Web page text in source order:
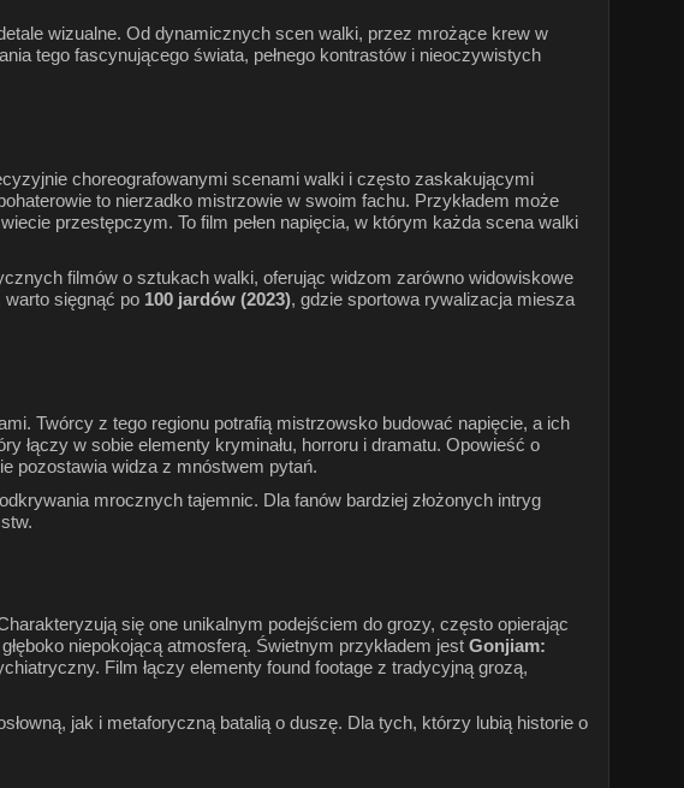
wizualne. Od dynamicznych scen walki, przez mrożące krew w
tego fascynującego świata, pełnego kontrastów i nieoczywistych
choreografowanymi scenami walki i często zaskakującymi
to nierzadko mistrzowie w swoim fachu. Przykładem może
przestępczym. To film pełen napięcia, w którym każda scena walki
filmów o sztukach walki, oferując widzom zarówno widowiskowe
warto sięgnąć po 100 jardów (2023), gdzie sportowa rywalizacja miesza
Twórcy z tego regionu potrafią mistrzowsko budować napięcie, a ich
łączy w sobie elementy kryminału, horroru i dramatu. Opowieść o
pozostawia widza z mnóstwem pytań.
mrocznych tajemnic. Dla fanów bardziej złożonych intryg
się one unikalnym podejściem do grozy, często opierając
niepokojącą atmosferą. Świetnym przykładem jest Gonjiam:
Film łączy elementy found footage z tradycyjną grozą,
jak i metaforyczną batalią o duszę. Dla tych, którzy lubią historie o